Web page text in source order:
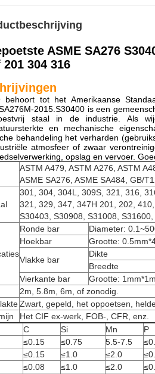
ASME SA276
201 304 316
behoort tot het Amerikaanse
2015.S30400 is een
staal in de industrie. Als
en mechanische
behandeling het verharden
atmosfeer of zwaar
opslag en vervoer.
ASTM A479, ASTM A276, ASTM
ASME SA276, ASME SA484, GB/
301, 304, 304L, 309S, 321, 316,
321, 329, 347, 347H 201, 202,
S30403, S30908, S31008, S31600,
Ronde bar
Diameter:
Hoekbar
Grootte:
Vlakke bar
Dikte
Breedte
Vierkante bar
Grootte:
2m, 5.8m, 6m, of zonodig.
Zwart, gepeld, het oppoetsen,
Het CIF ex-werk, FOB-, CFR, enz.
C Si Mn P
≤0.15 ≤0.75 5.5-7.5
≤0.15 ≤1.0 ≤2.0
≤0.08 ≤1.0 ≤2.0